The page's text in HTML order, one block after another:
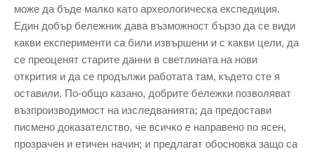
може да бъде малко като археологическа експедиция.
Един добър бележник дава възможност бързо да се види
какви експерименти са били извършени и с какви цели, да
се преоценят старите данни в светлината на нови
открития и да се продължи работата там, където сте я
оставили. По-общо казано, добрите бележки позволяват
възпроизводимост на изследванията; да предостави
писмено доказателство, че всичко е направено по ясен,
прозрачен и етичен начин; и предлагат обосновка защо са